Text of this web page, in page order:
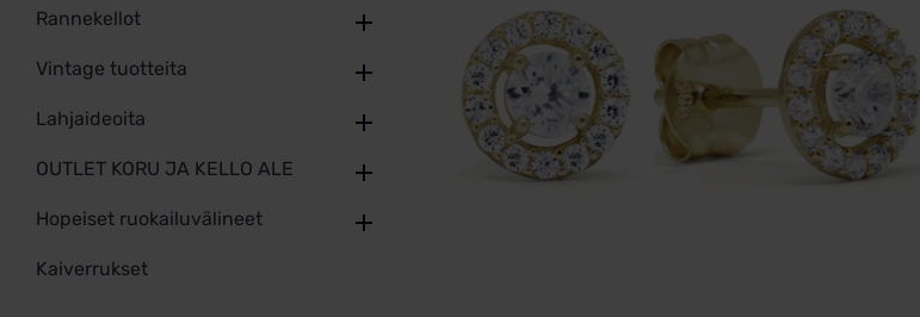
Rannekellot
Vintage tuotteita
Lahjaideoita
OUTLET KORU JA KELLO ALE
Hopeiset ruokailuvälineet
Kaiverrukset